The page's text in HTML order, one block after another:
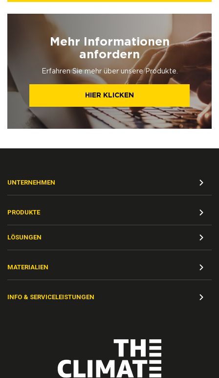
Mehr Informationen
anfordern
Erfahren Sie mehr über unsere Produkte.
HIER KLICKEN
UNTERNEHMEN
PRODUKTE
LÖSUNGEN
MATERIALIEN
INFO & SERVICELEISTUNGEN